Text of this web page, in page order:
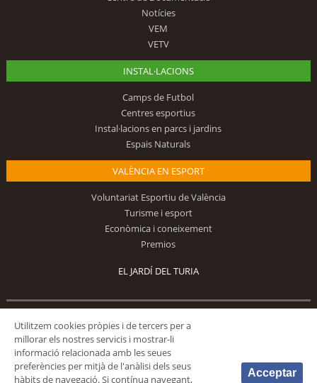
Notícies
VEM
VETV
INSTAL·LACIONS
Camps de Futbol
Centres esportius
Instal·lacions en parcs i jardins
Espais Naturals
VALÈNCIA EN ESPORT
Voluntariat Esportiu de València
Turisme i esport
Econòmica i coneixement
Premios
EL JARDÍ DEL TURIA
Utilitzem cookies pròpies i de tercers per a
millorar els nostres servicis i mostrar-li
informació relacionada amb les seues
preferències per mitjà de l'anàlisi dels seus
hàbits de navegació. Si contínua navegant,
Acceptar